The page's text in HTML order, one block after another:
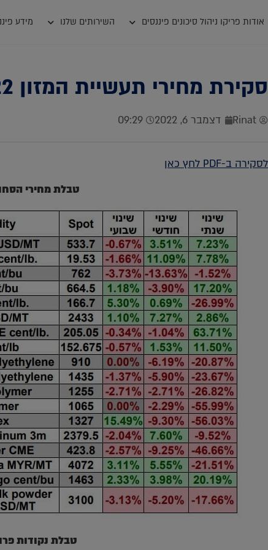
אודות פריקו ניהול סיכונים פיננסים השירותים שלנו מידע
סקירת מחירי תעשיית המזון 30.11.2022
Rinat דצמבר 6, 2022 09:29
לסקירה ב-PDF לחץ כאן
טבלת מחירי
טבלת נקודות